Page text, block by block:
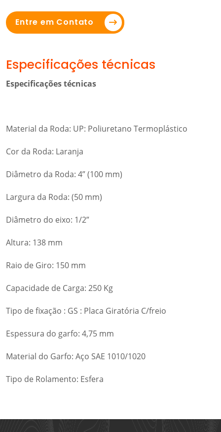
Entre em Contato
Especificações técnicas
Especificações técnicas
Material da Roda: UP: Poliuretano Termoplástico
Cor da Roda: Laranja
Diâmetro da Roda: 4” (100 mm)
Largura da Roda: (50 mm)
Diâmetro do eixo: 1/2”
Altura: 138 mm
Raio de Giro: 150 mm
Capacidade de Carga: 250 Kg
Tipo de fixação : GS : Placa Giratória C/freio
Espessura do garfo: 4,75 mm
Material do Garfo: Aço SAE 1010/1020
Tipo de Rolamento: Esfera